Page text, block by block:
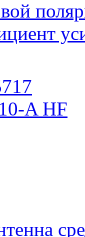
A HF